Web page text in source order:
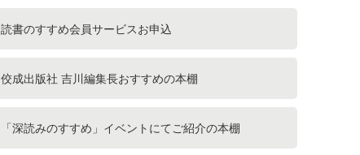
読書のすすめ会員サービスお申込
佼成出版社 吉川編集長おすすめの本棚
「深読みのすすめ」イベントにてご紹介の本棚